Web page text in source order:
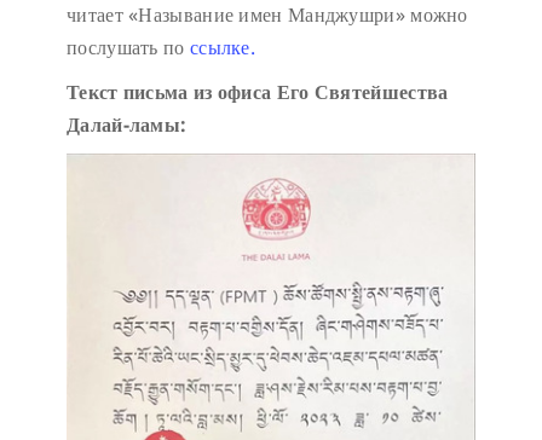
читает «Называние имен Манджушри» можно
послушать по ссылке.
Текст письма из офиса Его Святейшества
Далай-ламы: